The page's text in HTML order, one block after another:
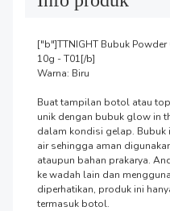
["b"]TTNIGHT Bubuk
10g - T01[/b]
Warna: Biru
Buat tampilan botol atau
unik dengan bubuk glow in
dalam kondisi gelap. Bubuk
air sehingga aman
ataupun bahan prakarya.
ke wadah lain dan
diperhatikan, produk ini
termasuk botol.